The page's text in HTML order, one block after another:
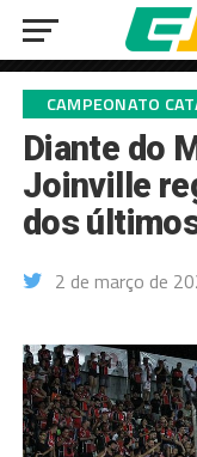
CAMPEONATO
Diante do
Joinville
dos
2 de março de